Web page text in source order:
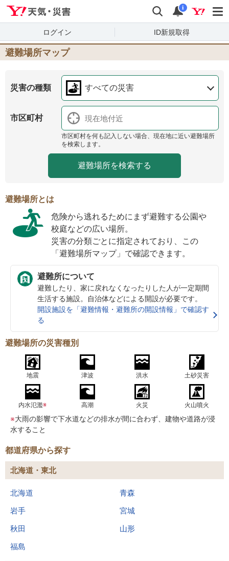
検索 通知
i
ログイン ID新規取得
避難場所マップ
災害の種類 すべての災害
市区町村
市区町村を何も記入しない場合、現在地に近い避難場所
を検索します。
避難場所とは
危険から逃れるためにまず避難する公園や
校庭などの広い場所。
災害の分類ごとに指定されており、この
「避難場所マップ」で確認できます。
避難所について
避難したり、家に戻れなくなったりした人が一定期間
生活する施設。自治体などによる開設が必要です。
開設施設を「避難情報・避難所の開設情報」で確認す
る
避難場所の災害種別
地震 津波 洪水 土砂災害
内水氾濫※ 高潮 火災 火山噴火
※大雨の影響で下水道などの排水が間に合わず、建物や道路が浸
水すること
都道府県から探す
北海道・東北
北海道 青森
岩手 宮城
秋田 山形
福島